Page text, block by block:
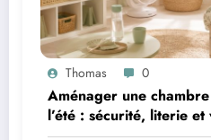
Thomas 0
Aménager une
l’été : sécurité, literie et